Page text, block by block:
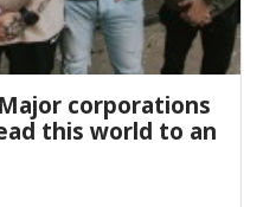
corporations
this world to an